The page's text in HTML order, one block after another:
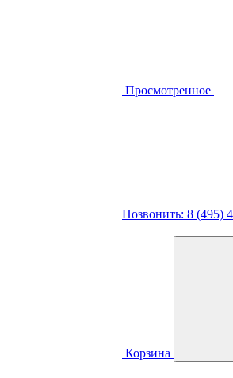
Просмотренное
Позвонить: 8 (495)
Корзина